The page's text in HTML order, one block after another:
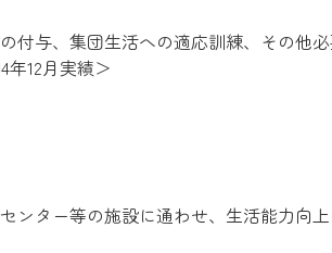
付与、集団生活への適応訓練、その他必
12月実績＞
ンター等の施設に通わせ、生活能力向